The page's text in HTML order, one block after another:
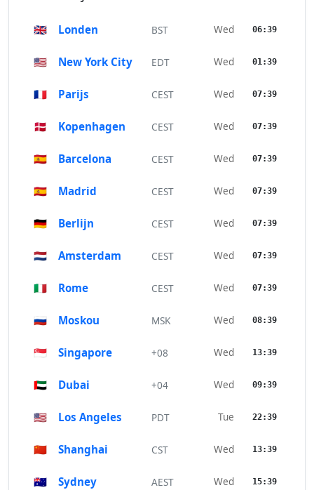
🇬🇧 Londen BST Wed 06:39
🇺🇸 New York City EDT Wed 01:39
🇫🇷 Parijs CEST Wed 07:39
🇩🇰 Kopenhagen CEST Wed 07:39
🇪🇸 Barcelona CEST Wed 07:39
🇪🇸 Madrid CEST Wed 07:39
🇩🇪 Berlijn CEST Wed 07:39
🇳🇱 Amsterdam CEST Wed 07:39
🇮🇹 Rome CEST Wed 07:39
🇷🇺 Moskou MSK Wed 08:39
🇸🇬 Singapore +08 Wed 13:39
🇦🇪 Dubai +04 Wed 09:39
🇺🇸 Los Angeles PDT Tue 22:39
🇨🇳 Shanghai CST Wed 13:39
🇦🇺 Sydney AEST Wed 15:39